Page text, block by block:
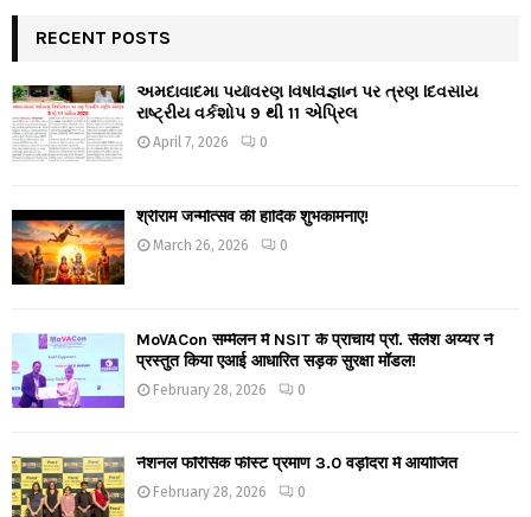
RECENT POSTS
અમદાવાદમાં પર્યાવરણ વિષવિજ્ઞાન પર ત્રણ દિવસીય
રાષ્ટ્રીય વર્કશોપ 9 થી 11 એપ્રિલ
April 7, 2026 0
श्रीराम जन्मोत्सव की हार्दिक शुभकामनाएं!
March 26, 2026 0
MoVACon सम्मेलन में NSIT के प्राचार्य प्रो. सैलेश अय्यर ने
प्रस्तुत किया एआई आधारित सड़क सुरक्षा मॉडल!
February 28, 2026 0
नेशनल फॉरेंसिक फीस्ट प्रमाण 3.0 वड़ोदरा में आयोजित
February 28, 2026 0